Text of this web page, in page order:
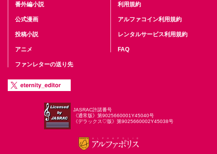
番外編小説
公式漫画
投稿小説
アニメ
ファンレターの送り先
利用規約
アルファコイン利用規約
レンタルサービス利用規約
FAQ
JASRAC許諾番号
《通常版》第9025660001Y45040号
《デラックス♡版》第9025660002Y45038号